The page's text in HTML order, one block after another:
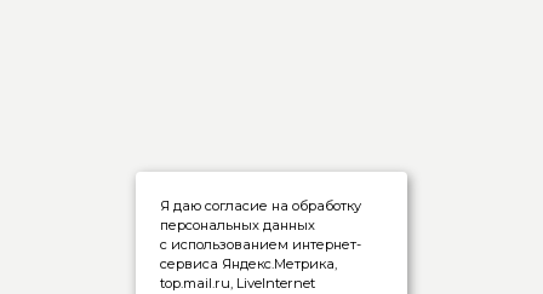
Я даю согласие на обработку
персональных данных
с использованием интернет-
сервиса Яндекс.Метрика,
top.mail.ru, LiveInternet